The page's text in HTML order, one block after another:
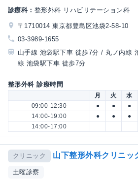
診療科： 整形外科 リハビリテーション科
〒1710014 東京都豊島区池袋2-58-10
03-3989-1655
山手線 池袋駅下車 徒歩7分 / 丸ノ内線
線 池袋駅下車 徒歩7分
整形外科 診療時間
月 火 水
09:00-12:30
● ● ●
14:00-19:00
● ● ●
14:00-17:00
クリニック 山下整形外科クリニッ
土曜診察